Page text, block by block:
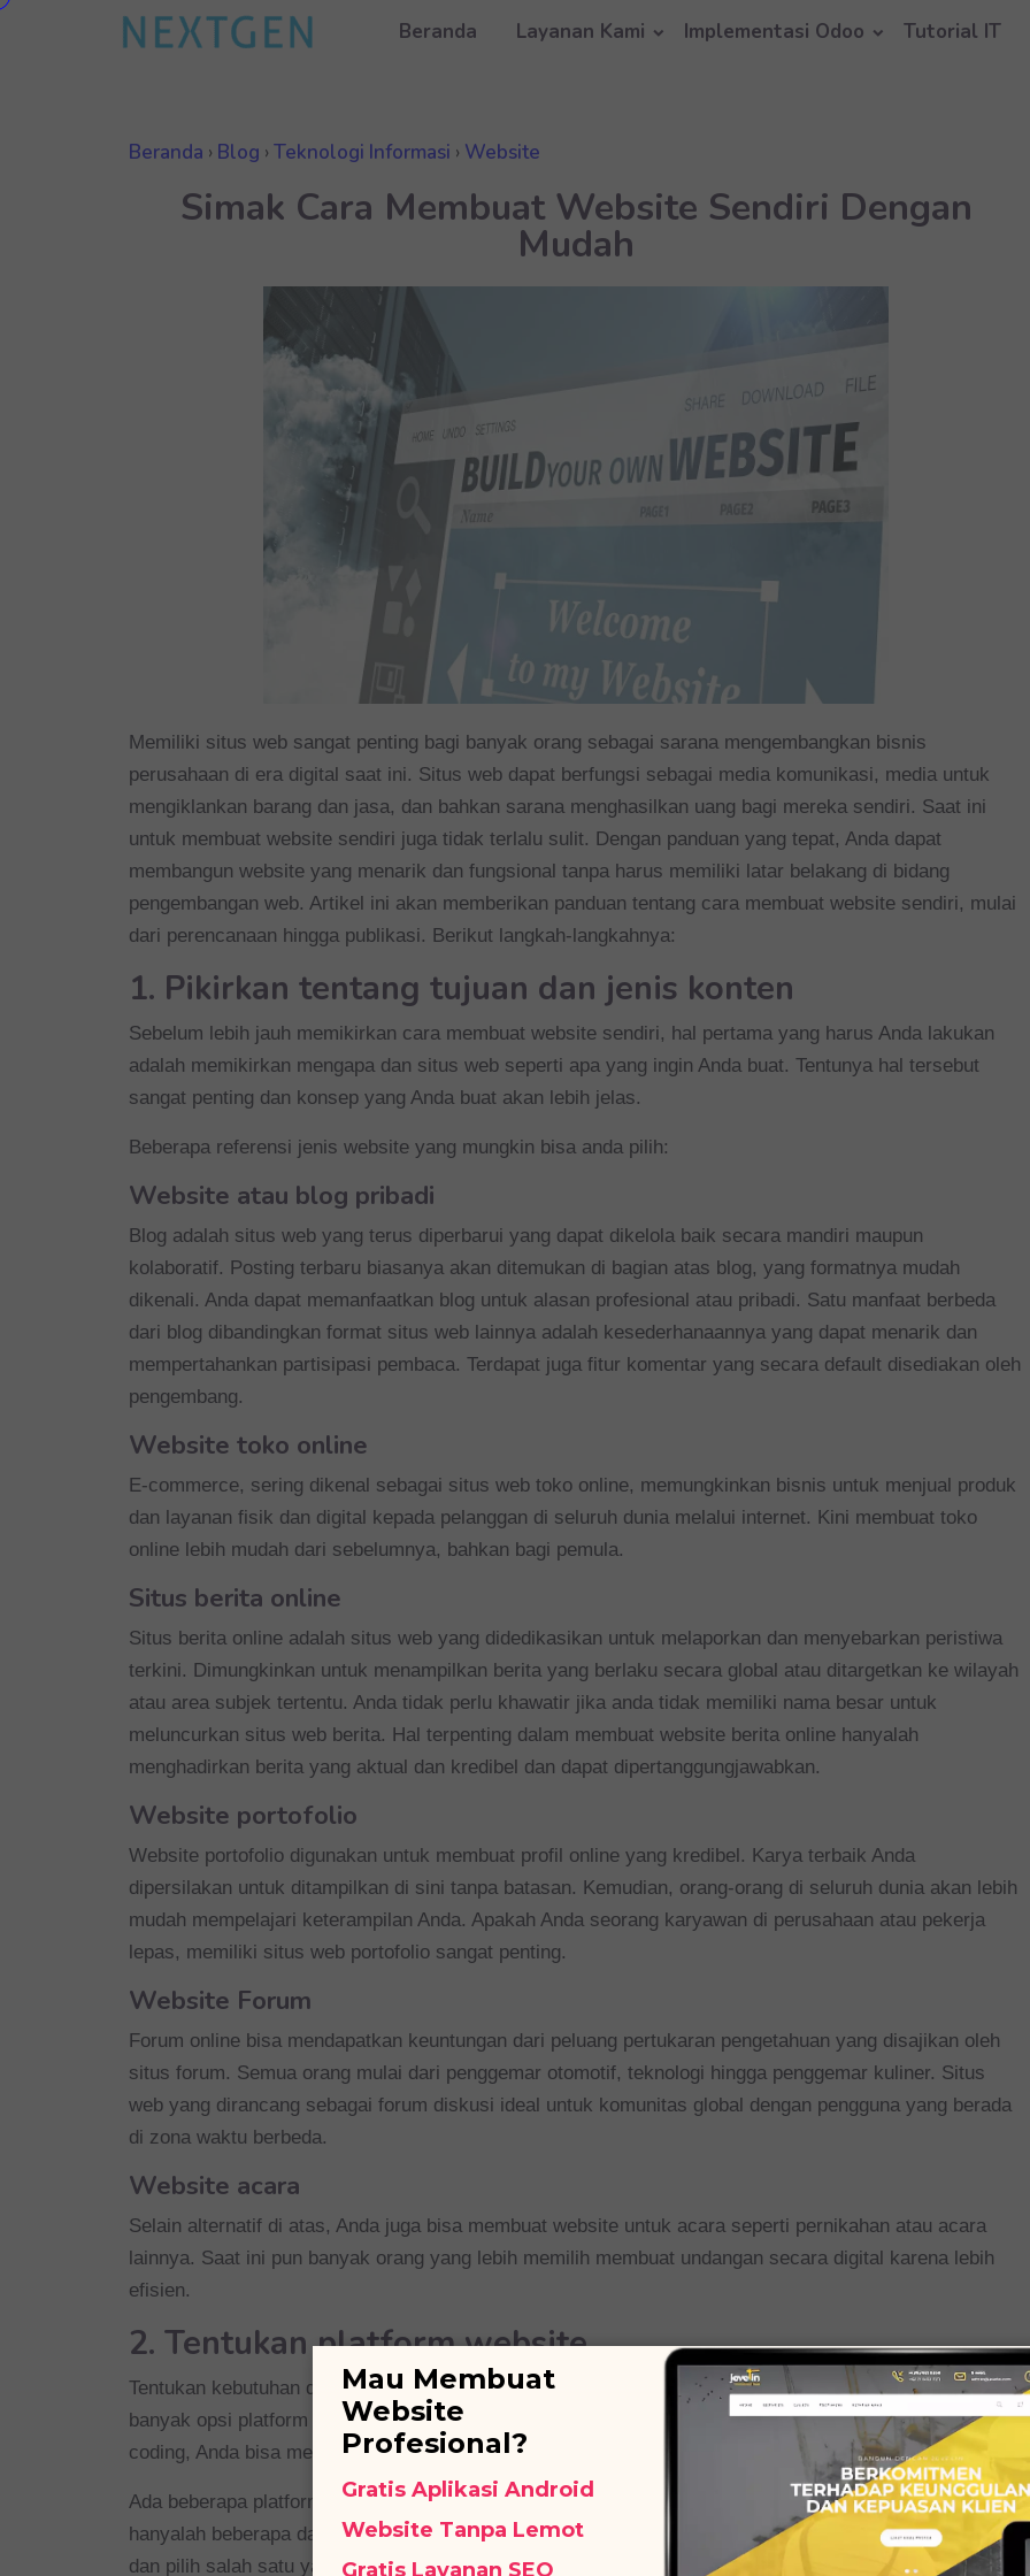
Beranda Layanan Kami Implementasi Odoo Tutorial IT
Beranda › Blog › Teknologi Informasi › Website
Simak Cara Membuat Website Sendiri Dengan
Mudah
Memiliki situs web sangat penting bagi banyak orang sebagai sarana mengembangkan bisnis
perusahaan di era digital saat ini. Situs web dapat berfungsi sebagai media komunikasi, media untuk
mengiklankan barang dan jasa, dan bahkan sarana menghasilkan uang bagi mereka sendiri. Saat ini
untuk membuat website sendiri juga tidak terlalu sulit. Dengan panduan yang tepat, Anda dapat
membangun website yang menarik dan fungsional tanpa harus memiliki latar belakang di bidang
pengembangan web. Artikel ini akan memberikan panduan tentang cara membuat website sendiri, mulai
dari perencanaan hingga publikasi. Berikut langkah-langkahnya:
1. Pikirkan tentang tujuan dan jenis konten
Sebelum lebih jauh memikirkan cara membuat website sendiri, hal pertama yang harus Anda lakukan
adalah memikirkan mengapa dan situs web seperti apa yang ingin Anda buat. Tentunya hal tersebut
sangat penting dan konsep yang Anda buat akan lebih jelas.
Beberapa referensi jenis website yang mungkin bisa anda pilih:
Website atau blog pribadi
Blog adalah situs web yang terus diperbarui yang dapat dikelola baik secara mandiri maupun
kolaboratif. Posting terbaru biasanya akan ditemukan di bagian atas blog, yang formatnya mudah
dikenali. Anda dapat memanfaatkan blog untuk alasan profesional atau pribadi. Satu manfaat berbeda
dari blog dibandingkan format situs web lainnya adalah kesederhanaannya yang dapat menarik dan
mempertahankan partisipasi pembaca. Terdapat juga fitur komentar yang secara default disediakan oleh
pengembang.
Website toko online
E-commerce, sering dikenal sebagai situs web toko online, memungkinkan bisnis untuk menjual produk
dan layanan fisik dan digital kepada pelanggan di seluruh dunia melalui internet. Kini membuat toko
online lebih mudah dari sebelumnya, bahkan bagi pemula.
Situs berita online
Situs berita online adalah situs web yang didedikasikan untuk melaporkan dan menyebarkan peristiwa
terkini. Dimungkinkan untuk menampilkan berita yang berlaku secara global atau ditargetkan ke wilayah
atau area subjek tertentu. Anda tidak perlu khawatir jika anda tidak memiliki nama besar untuk
meluncurkan situs web berita. Hal terpenting dalam membuat website berita online hanyalah
menghadirkan berita yang aktual dan kredibel dan dapat dipertanggungjawabkan.
Website portofolio
Website portofolio digunakan untuk membuat profil online yang kredibel. Karya terbaik Anda
dipersilakan untuk ditampilkan di sini tanpa batasan. Kemudian, orang-orang di seluruh dunia akan lebih
mudah mempelajari keterampilan Anda. Apakah Anda seorang karyawan di perusahaan atau pekerja
lepas, memiliki situs web portofolio sangat penting.
Website Forum
Forum online bisa mendapatkan keuntungan dari peluang pertukaran pengetahuan yang disajikan oleh
situs forum. Semua orang mulai dari penggemar otomotif, teknologi hingga penggemar kuliner. Situs
web yang dirancang sebagai forum diskusi ideal untuk komunitas global dengan pengguna yang berada
di zona waktu berbeda.
Website acara
Selain alternatif di atas, Anda juga bisa membuat website untuk acara seperti pernikahan atau acara
lainnya. Saat ini pun banyak orang yang lebih memilih membuat undangan secara digital karena lebih
efisien.
2. Tentukan platform website
Tentukan kebutuhan dan tingkat keahlian Anda sebelum memilih platform pengembangan situs web. Ada
banyak opsi platform pengembangan situs web yang tersedia. Jika Anda tidak mahir dalam dunia
coding, Anda bisa memanfaatkan platform yang menyediakan pembuatan website tanpa coding.
Ada beberapa platform yang dapat Anda coba, seperti WordPress, Wix, Squarespace, dan Joomla
hanyalah beberapa dari opsi yang paling disukai. Tak lupa kenali fitur dari setiap platform terlebih dahulu
dan pilih salah satu yang paling sesuai untuk Anda gunakan untuk mengembangkan website.
Mau Membuat
Website
Profesional?
Gratis Aplikasi Android
Website Tanpa Lemot
Gratis Layanan SEO